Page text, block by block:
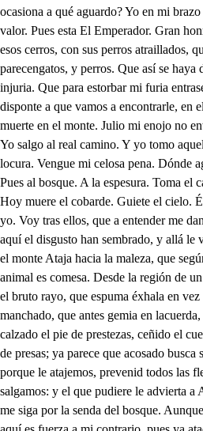
allá le van a coger. Ya el jabalí cruza el monte Ataja hacia la maleza, que según el viento pisa, mas que animal es comesa. Desde la región de un risco todo el boscaje penetra el bruto rayo, que espuma éxhala en vez de centellas: pero ya él lebrel manchado, que antes gemia en lacuerda, mas que los otros le sigue, calzado el pie de prestezas, ceñido el cuello de puas, armado el labio de presas; ya parece que acosado busca sagrado en las peñas: y así porque le atajemos, prevenid todos las flechas, y al encuentro le salgamos: y el que pudiere le advierta a Adriano cuando llengue, que me siga por la senda del bosque. Aunque yo lo escucho el aguardar aquí es fuerza a mi contrario, pues ya atadas dejo las riendas del caballo en aquel tronco, mas ya presuroso llega Placido, y para buscarme ligeramente se apea. Pues nos encubre Adriano aquesta verde trinchera de esmeralda, que abrió el Mayo, por fortificar la selva: de la lengua la arrogancia remite a la diligencia de la espada. Eso deseo. Entre aquestas árboledas se emboscan. Esto es, que vienen siguiéndonos ya. Pues entra tú por ese laberinto, que ha enredado la maleza del monte, que yo te sigo en sabiendo que se alejan. Menos estorbo hallaremos así. Luego doy la vuelta. Para lograr mi venganza es más remota, y secreta aquesta parte del bosque: mas penetrar su aspereza tan intrincada, Adriano no ha de poder, y así es fuerza para salir al camino volver a cobrar la senda, aunque el Sol quiere ponerse: hacia aquel rebazo sueña el estruendo de la caza. A tan espanto a fiera alcanzarla no es posible, que atrás el viento se deja. Ruido siento entre las ramas debe de ser que se acerca mi enemigo, pues el brío, y la espada se prevengan. Mas viendo un ciervo enramado de puntas, me elevo en el vejetativo bajel es de jarcías, coronado del Dios que persigo osado. en su frente la figura veo, y mi discurso apura, que labra en sola una pieza la vasa